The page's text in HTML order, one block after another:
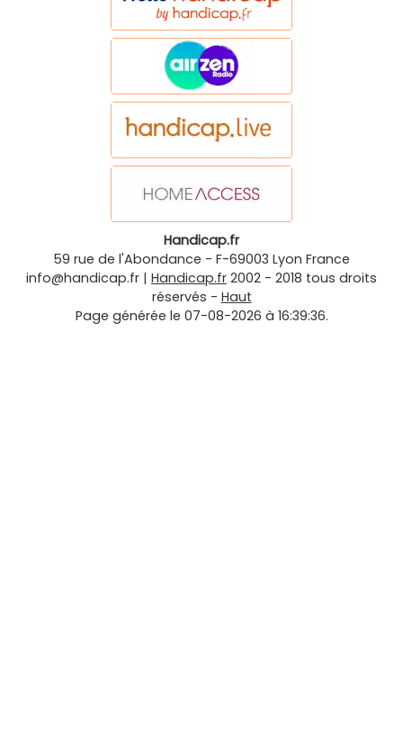
Handicap.fr
59 rue de l'Abondance - F-69003 Lyon France
info@handicap.fr | Handicap.fr 2002 - 2018 tous droits
réservés - Haut
Page générée le 07-08-2026 à 16:39:36.